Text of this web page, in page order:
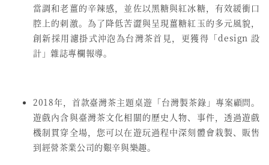
當調和老薑的辛辣感，並佐以黑糖與紅冰糖，有效緩衝口
腔上的刺激。為了降低苦澀與呈現薑糖紅玉的多元風貌，
創新採用濾掛式沖泡為台灣茶首見，更獲得「design 設
計」雜誌專欄報導。
2018年，首款臺灣茶主題桌遊「台灣製茶錄」專案顧問。
遊戲內含與臺灣茶文化相關的歷史人物、事件，透過遊戲
機制貫穿全場，您可以在遊玩過程中深刻體會栽製、販售
到經營茶業公司的艱辛與樂趣。